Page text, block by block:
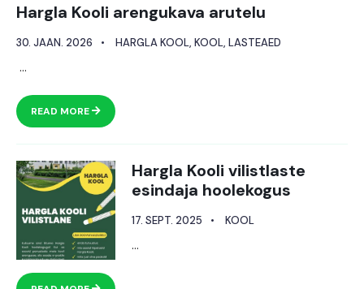
Hargla Kooli arengukava arutelu
30. JAAN. 2026 • HARGLA KOOL, KOOL, LASTEAED
...
READ MORE
Hargla Kooli vilistlaste
esindaja hoolekogus
17. SEPT. 2025 • KOOL
...